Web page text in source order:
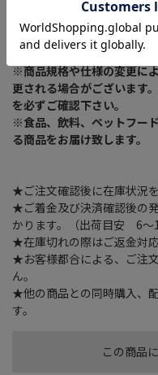
この商品
※商品リニューアルに伴い
合がございます。新旧パッ
や、メーカー指定のケース
※商品規格や仕様の変更に
更される場合がございます
を必ずご確認下さい。
※食品、飲料、ペットフー
る商品をお届け致します。
★ご注文確認後に在庫状況
★ご着金及び決済確認後の
かります。（出荷目安 6～
★在庫切れの際はご返金対
★お客様都合による、ご注
ん。
★他の商品との同時購入、
す。